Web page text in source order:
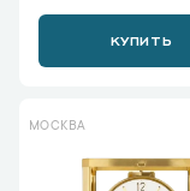
КУПИТЬ
МОСКВА